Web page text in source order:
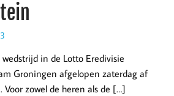
in de Lotto Eredivisie
Groningen afgelopen zaterdag af
zowel de heren als de […]